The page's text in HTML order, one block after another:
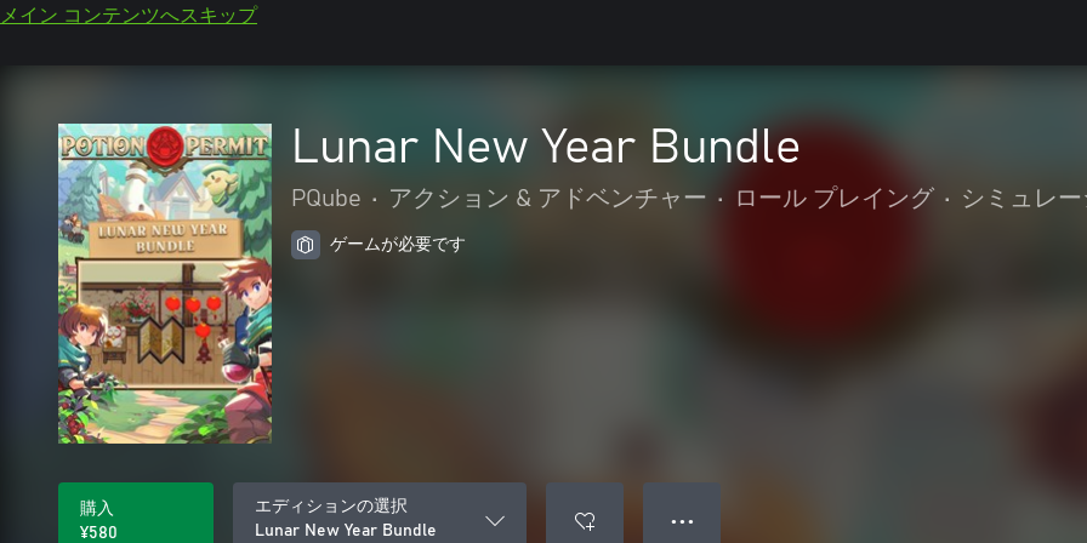
メイン コンテンツへスキップ
Lunar New Year Bundle
PQube • アクション & アドベンチャー • ロール プレイング • シミュレ
ゲームが必要です
購入
¥580
エディションの選択
Lunar New Year Bundle
● ● ●